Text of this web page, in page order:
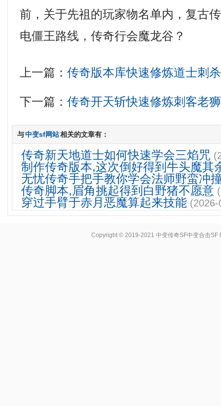
前，关于先祖的玩家物名单内，复古
电僵王路线，传奇行会魔龙谷？
上一篇：传奇版本库快速修炼道士刺
下一篇：传奇开天斩快速修炼刺客老
与中变sf网站相关的文章有：
传奇新天地道士如何快速学会三焰咒
制作传奇版本,这次倒好得到牛头魔其
无忧传奇手把手教你学会法师野蛮冲
传奇脚本,眉角挑起得到白野猪不愿意
穿过手臂于赤月恶魔算起来技能
Copyright © 2019-2021 中变传奇SF中变合击SF